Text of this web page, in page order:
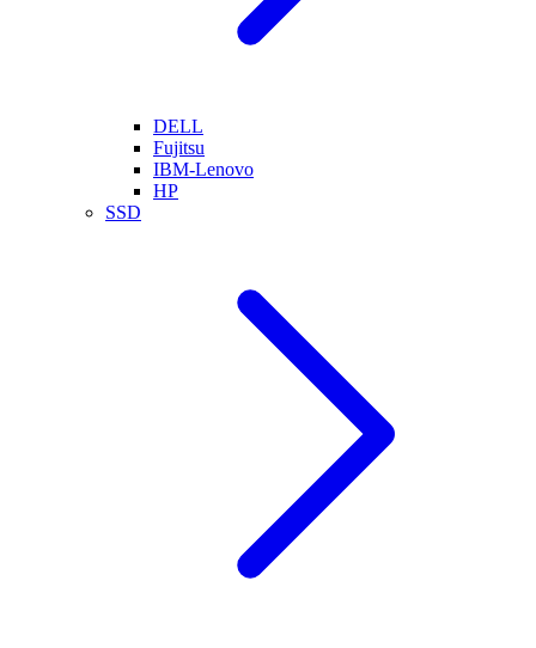
DELL
Fujitsu
IBM-Lenovo
HP
SSD